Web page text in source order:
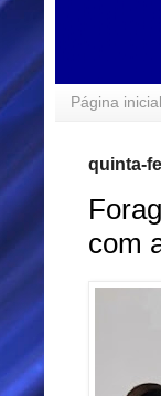
Página inicial
quinta-
com